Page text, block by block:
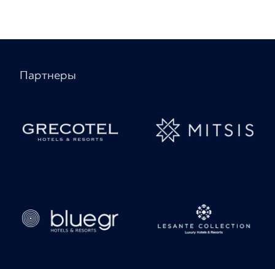
Партнеры